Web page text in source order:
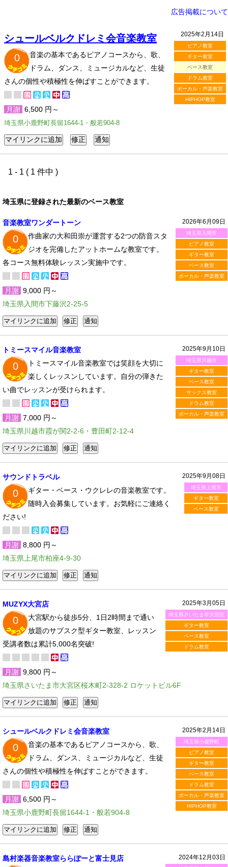
広告掲載について
2025年2月14日
ピアノ教室
ギター教室
ベース教室
ドラム教室
ボーカル・声楽教室
HIPHOP教室
シュールベルクドレミ会音楽教室
0
音楽の基本であるピアノコースから、歌、
ドラム、ダンス、ミュージカルなど、生徒
さんの個性や積極性を伸ばすことができます。
月謝 6,500 円～
埼玉県小鹿野町長留1644-1・般若904-8
1 - 1 ( 1 件中 )
埼玉県に登録された最新のベース教室
2026年6月09日
埼玉県入間市
ピアノ教室
ギター教室
ベース教室
ボーカル・声楽教室
音楽教室ワンダートーン
0
作曲家の大和田崇が運営する2つの防音スタ
ジオを完備したアットホームな教室です。
各コース無料体験レッスン実施中です。
月謝 9,000 円～
埼玉県入間市下藤沢2-25-5
2025年9月10日
埼玉県川越市
ギター教室
ベース教室
サックス教室
ドラム教室
ボーカル・声楽教室
トミースマイル音楽教室
0
トミースマイル音楽教室では笑顔を大切に
楽しくレッスンしています。自分の弾きた
い曲でレッスンが受けられます。
月謝 7,000 円～
埼玉県川越市霞が関2-2-6・豊田町2-12-4
2025年9月08日
埼玉県上尾市
ギター教室
ベース教室
サウンドトラベル
0
ギター・ベース・ウクレレの音楽教室です。
随時入会募集しています。お気軽にご連絡く
ださい!
月謝 8,800 円～
埼玉県上尾市柏座4-9-30
2025年3月05日
埼玉県さいたま市大宮区
ギター教室
ベース教室
ドラム教室
MUZYX大宮店
0
大宮駅から徒歩5分、1日2時間まで通い
放題のサブスク型ギター教室、レッスン
受講者数は累計5,000名突破!
月謝 9,800 円～
埼玉県さいたま市大宮区桜木町2-328-2 ロケットビル6F
2025年2月14日
埼玉県小鹿野町
ピアノ教室
ギター教室
ベース教室
ドラム教室
ボーカル・声楽教室
HIPHOP教室
シュールベルクドレミ会音楽教室
0
音楽の基本であるピアノコースから、歌、
ドラム、ダンス、ミュージカルなど、生徒
さんの個性や積極性を伸ばすことができます。
月謝 6,500 円～
埼玉県小鹿野町長留1644-1・般若904-8
2024年12月03日
島村楽器音楽教室ららぽーと富士見店